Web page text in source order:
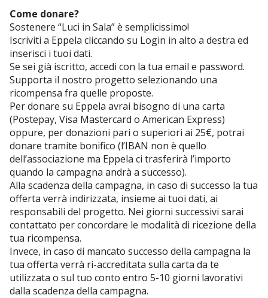
Come donare?
Sostenere “Luci in Sala” è semplicissimo!
Iscriviti a Eppela cliccando su Login in alto a destra ed
inserisci i tuoi dati.
Se sei già iscritto, accedi con la tua email e password.
Supporta il nostro progetto selezionando una
ricompensa fra quelle proposte.
Per donare su Eppela avrai bisogno di una carta
(Postepay, Visa Mastercard o American Express)
oppure, per donazioni pari o superiori ai 25€, potrai
donare tramite bonifico (l’IBAN non è quello
dell’associazione ma Eppela ci trasferirà l’importo
quando la campagna andrà a successo).
Alla scadenza della campagna, in caso di successo la tua
offerta verrà indirizzata, insieme ai tuoi dati, ai
responsabili del progetto. Nei giorni successivi sarai
contattato per concordare le modalità di ricezione della
tua ricompensa.
Invece, in caso di mancato successo della campagna la
tua offerta verrà ri-accreditata sulla carta da te
utilizzata o sul tuo conto entro 5-10 giorni lavorativi
dalla scadenza della campagna.